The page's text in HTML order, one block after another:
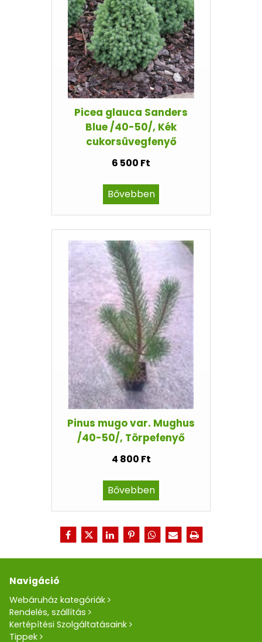
Picea glauca Sanders
Blue /40-50/, Kék
cukorsüvegfenyő
6 500 Ft
Bővebben
Pinus mugo var. Mughus
/40-50/, Törpefenyő
4 800 Ft
Bővebben
Navigáció
Webáruház kategóriák
Rendelés, szállítás
Kertépítési Szolgáltatásaink
Tippek